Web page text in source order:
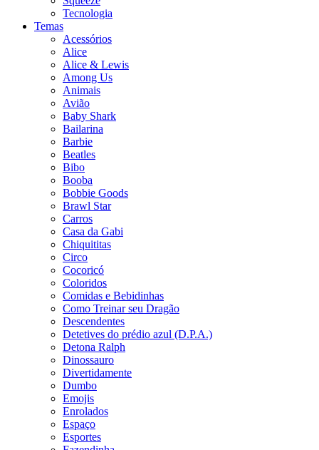
Tecnologia
Temas
Acessórios
Alice
Alice & Lewis
Among Us
Animais
Avião
Baby Shark
Bailarina
Barbie
Beatles
Bibo
Booba
Bobbie Goods
Brawl Star
Carros
Casa da Gabi
Chiquititas
Circo
Cocoricó
Coloridos
Comidas e Bebidinhas
Como Treinar seu Dragão
Descendentes
Detetives do prédio azul (D.P.A.)
Detona Ralph
Dinossauro
Divertidamente
Dumbo
Emojis
Enrolados
Espaço
Esportes